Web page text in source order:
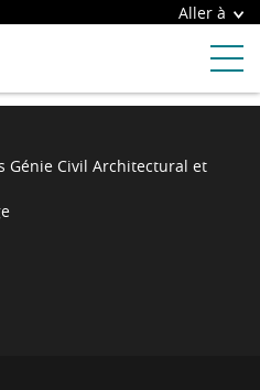
Aller à
Génie Civil Architectural et